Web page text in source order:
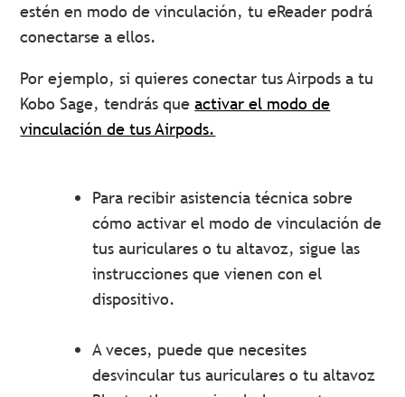
estén en modo de vinculación, tu eReader podrá
conectarse a ellos.
Por ejemplo, si quieres conectar tus Airpods a tu
Kobo Sage, tendrás queactivar el modo de
vinculación de tus Airpods.
Para recibir asistencia técnica sobre
cómo activar el modo de vinculación de
tus auriculares o tu altavoz, sigue las
instrucciones que vienen con el
dispositivo.
A veces, puede que necesites
desvincular tus auriculares o tu altavoz